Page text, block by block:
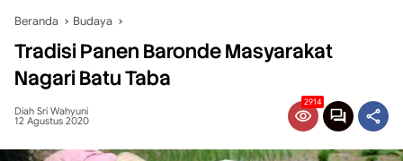
Beranda Budaya
Tradisi Panen Baronde Masyarakat
Nagari Batu Taba
Diah Sri Wahyuni
12 Agustus 2020
2914